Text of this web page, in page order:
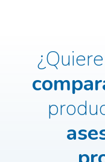
¿Quiere